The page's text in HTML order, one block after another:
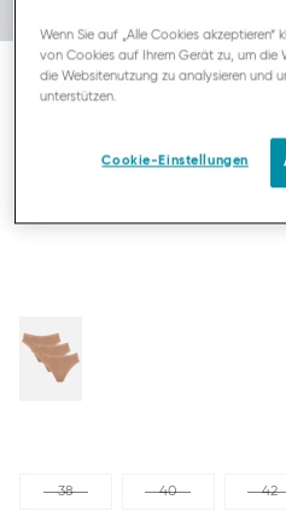
SLOGGI 24/7 COTTON LACE
38 40 42
Wenn Sie auf „Alle Cookies akzeptieren“
von Cookies auf Ihrem Gerät zu, um die
die Websitenutzung zu analysieren und
unterstützen.
Cookie-Einstellungen